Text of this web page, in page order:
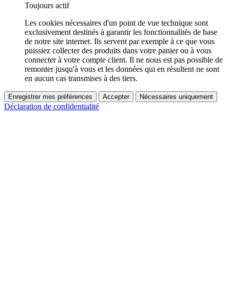
Toujours actif
Les cookies nécessaires d'un point de vue technique sont
exclusivement destinés à garantir les fonctionnalités de base
de notre site internet. Ils servent par exemple à ce que vous
puissiez collecter des produits dans votre panier ou à vous
connecter à votre compte client. Il ne nous est pas possible de
remonter jusqu'à vous et les données qui en résultent ne sont
en aucun cas transmises à des tiers.
Enregistrer mes préférences Accepter Nécessaires uniquement
Déclaration de confidentialité